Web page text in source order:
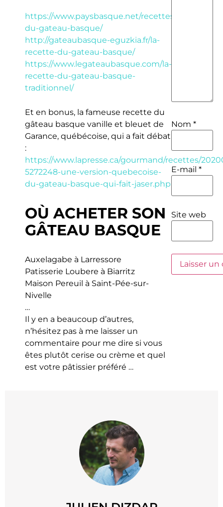
https://www.paysbasque.net/recettes/recette-
du-gateau-basque/
http://gateaubasque-eguzkia.fr/la-
recette-du-gateau-basque/
https://www.legateaubasque.com/la-
recette-du-gateau-basque-
traditionnel/
Et en bonus, la fameuse recette du
gâteau basque vanille et bleuet de
Garance, québécoise, qui a fait débat
:
https://www.lapresse.ca/gourmand/recettes/
5272248-une-version-quebecoise-
du-gateau-basque-qui-fait-jaser.php
OÙ ACHETER SON
GÂTEAU BASQUE
Auxelagabe à Larressore
Patisserie Loubere à Biarritz
Maison Pereuil à Saint-Pée-sur-
Nivelle
…
Il y en a beaucoup d’autres,
n’hésitez pas à me laisser un
commentaire pour me dire si vous
êtes plutôt cerise ou crème et quel
est votre pâtissier préféré …
Nom *
E-mail *
Site web